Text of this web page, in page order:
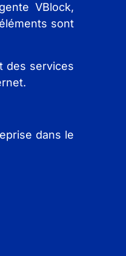
VBlock,
sont
des services
dans le